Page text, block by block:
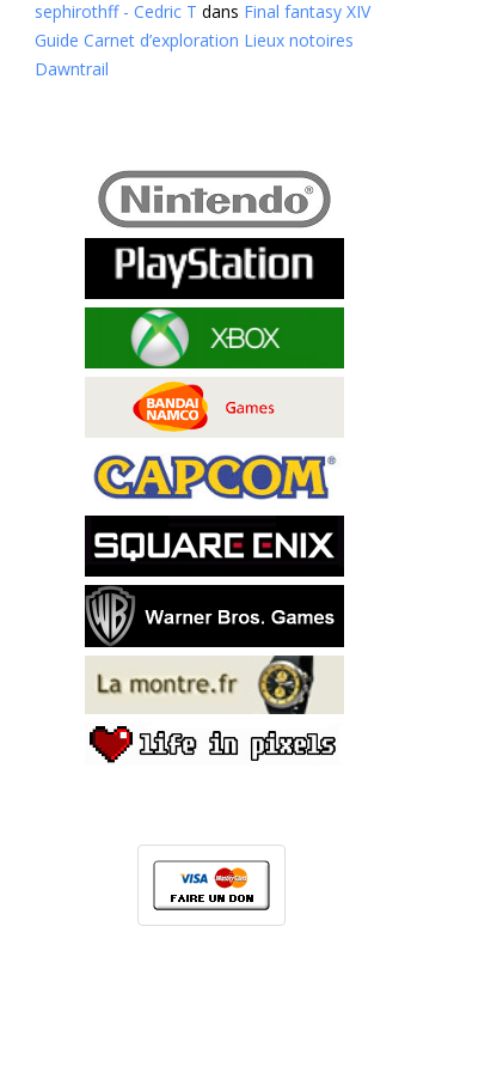
sephirothff - Cedric T dans Final fantasy XIV
Guide Carnet d’exploration Lieux notoires
Dawntrail